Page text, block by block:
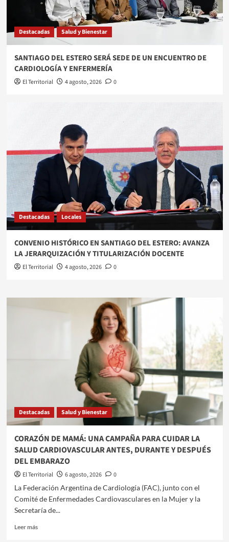
Destacadas Salud y Bienestar
SANTIAGO DEL ESTERO SERÁ SEDE DE UN ENCUENTRO DE
CARDIOLOGÍA Y ENFERMERÍA
El Territorial 4 agosto, 2026 0
Destacadas Locales
CONVENIO HISTÓRICO EN SANTIAGO DEL ESTERO: AVANZA
LA JERARQUIZACIÓN Y TITULARIZACIÓN DOCENTE
El Territorial 4 agosto, 2026 0
Destacadas Salud y Bienestar
​CORAZÓN DE MAMÁ: UNA CAMPAÑA PARA CUIDAR LA
SALUD CARDIOVASCULAR ANTES, DURANTE Y DESPUÉS
DEL EMBARAZO
El Territorial 6 agosto, 2026
0
​La Federación Argentina de Cardiología (FAC), junto con el
Comité de Enfermedades Cardiovasculares en la Mujer y la
Secretaría de...
Leer másLeer